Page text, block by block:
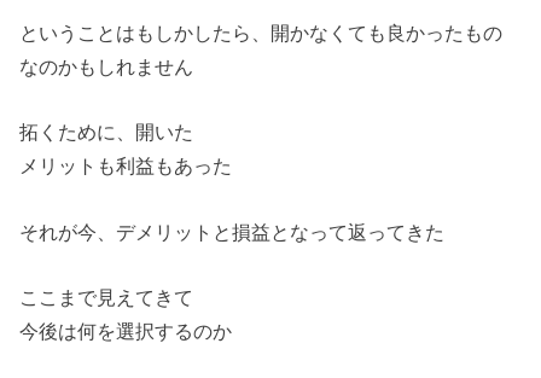
ということはもしかしたら、開かなくても良かったもの
なのかもしれません
拓くために、開いた
メリットも利益もあった
それが今、デメリットと損益となって返ってきた
ここまで見えてきて
今後は何を選択するのか